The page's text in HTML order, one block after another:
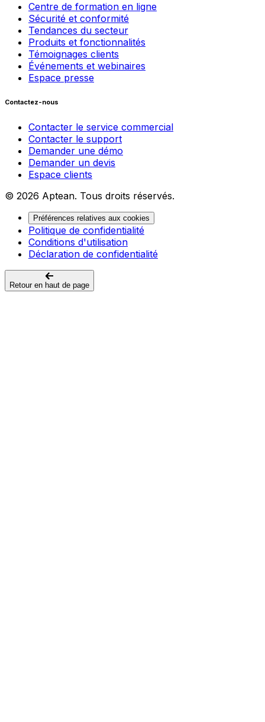
Centre de formation en ligne
Sécurité et conformité
Tendances du secteur
Produits et fonctionnalités
Témoignages clients
Événements et webinaires
Espace presse
Contactez-nous
Contacter le service commercial
Contacter le support
Demander une démo
Demander un devis
Espace clients
© 2026 Aptean. Tous droits réservés.
Préférences relatives aux cookies
Politique de confidentialité
Conditions d'utilisation
Déclaration de confidentialité
Retour en haut de page